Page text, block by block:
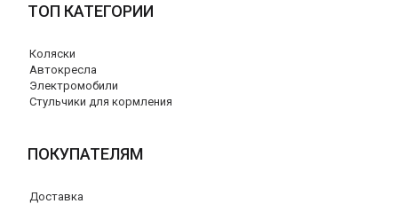
ТОП КАТЕГОРИИ
Коляски
Автокресла
Электромобили
Стульчики для кормления
ПОКУПАТЕЛЯМ
Доставка